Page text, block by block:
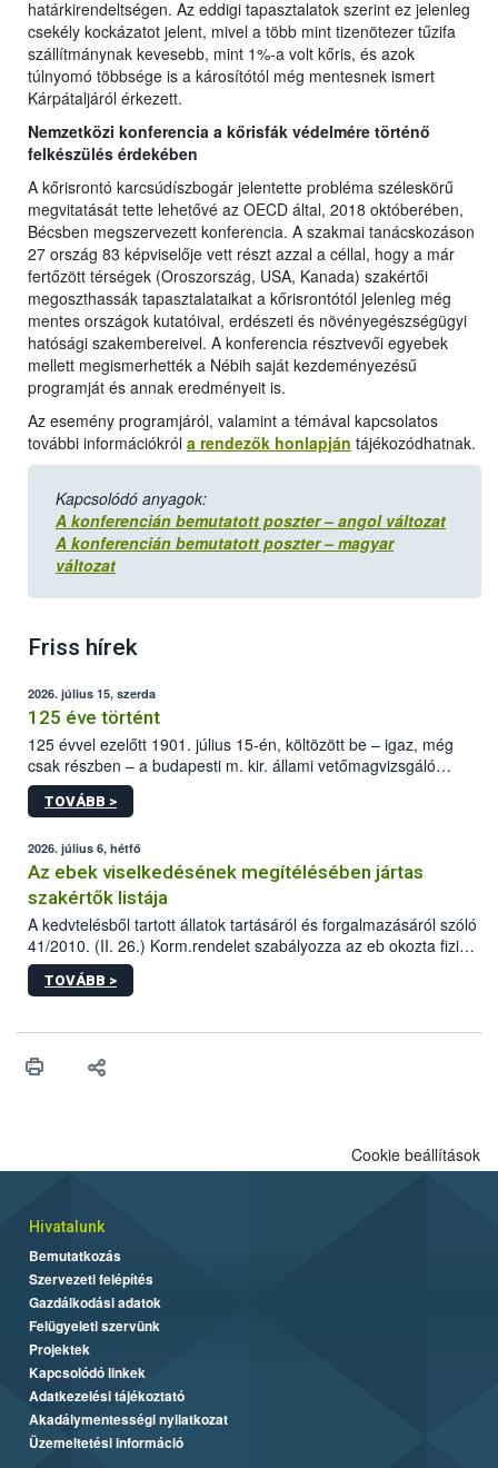
határkirendeltségen. Az eddigi tapasztalatok szerint ez jelenleg
csekély kockázatot jelent, mivel a több mint tizenötezer tűzifa
szállítmánynak kevesebb, mint 1%-a volt kőris, és azok
túlnyomó többsége is a károsítótól még mentesnek ismert
Kárpátaljáról érkezett.
Nemzetközi konferencia a kőrisfák védelmére történő
felkészülés érdekében
A kőrisrontó karcsúdíszbogár jelentette probléma széleskörű
megvitatását tette lehetővé az OECD által, 2018 októberében,
Bécsben megszervezett konferencia. A szakmai tanácskozáson
27 ország 83 képviselője vett részt azzal a céllal, hogy a már
fertőzött térségek (Oroszország, USA, Kanada) szakértői
megoszthassák tapasztalataikat a kőrisrontótól jelenleg még
mentes országok kutatóival, erdészeti és növényegészségügyi
hatósági szakembereivel. A konferencia résztvevői egyebek
mellett megismerhették a Nébih saját kezdeményezésű
programját és annak eredményeit is.
Az esemény programjáról, valamint a témával kapcsolatos
további információkról a rendezők honlapján tájékozódhatnak.
Kapcsolódó anyagok:
A konferencián bemutatott poszter – angol változat
A konferencián bemutatott poszter – magyar
változat
Friss hírek
2026. július 15, szerda
125 éve történt
125 évvel ezelőtt 1901. július 15-én, költözött be – igaz, még
csak részben – a budapesti m. kir. állami vetőmagvizsgáló
állomás a Kis Rókus utca 15. szám alatti, Czigler Győző által
tervezett új épületébe.
TOVÁBB >
2026. július 6, hétfő
Az ebek viselkedésének megítélésében jártas
szakértők listája
A kedvtelésből tartott állatok tartásáról és forgalmazásáról szóló
41/2010. (II. 26.) Korm.rendelet szabályozza az eb okozta fizikai
sérülés, illetve ennek veszélye keletkezésekor felmerülő
hatósági feladatokat, valamint a veszélyes eb tartását és annak
vonni az ebek viselkedésének megítélésében jártas szakértőt.
TOVÁBB >
Cookie beállítások
Hivatalunk
Bemutatkozás
Szervezeti felépítés
Gazdálkodási adatok
Felügyeleti szervünk
Projektek
Kapcsolódó linkek
Adatkezelési tájékoztató
Akadálymentességi nyilatkozat
Üzemeltetési információ